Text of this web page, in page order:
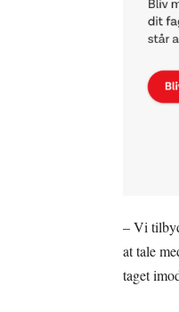
– Vi
at tale
taget